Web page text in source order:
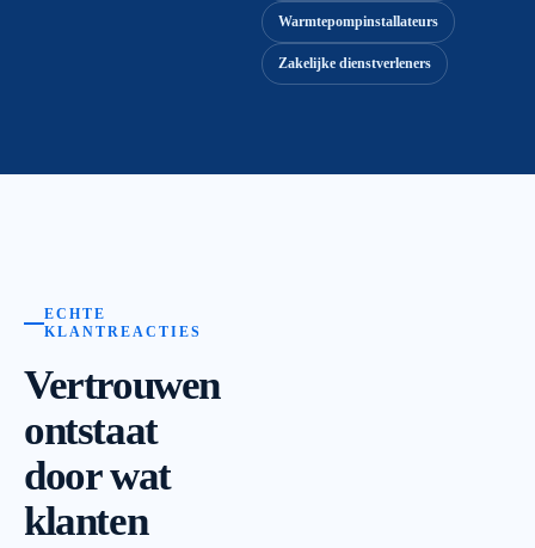
Warmtepompinstallateurs
Zakelijke dienstverleners
ECHTE
KLANTREACTIES
Vertrouwen
ontstaat
door wat
klanten